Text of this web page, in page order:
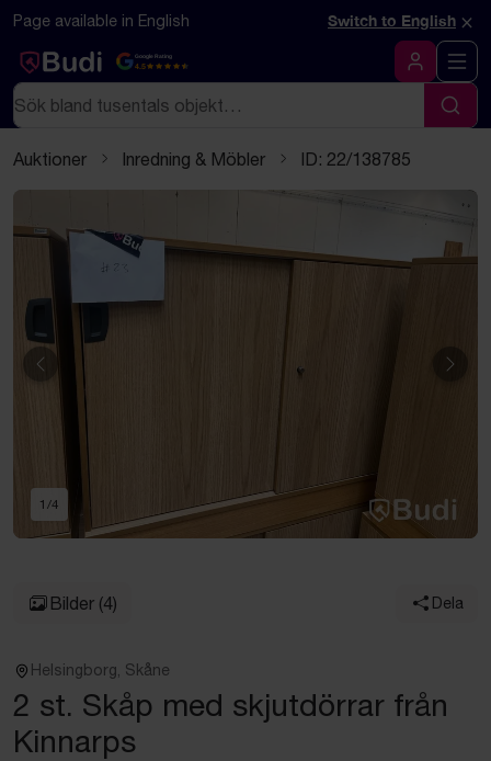
Hoppa till innehåll
Textbaserad (markdown) version av denna sida
Page available in English Switch to English ×
Google Rating
4.5
Logga in
Sök
Sök
Auktioner Inredning & Möbler ID: 22/138785
Föregående
1 /4
Bilder (4) Dela
Helsingborg, Skåne
2 st. Skåp med skjutdörrar från
Kinnarps